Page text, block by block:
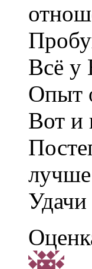
Всё у
Опыт
Вот и